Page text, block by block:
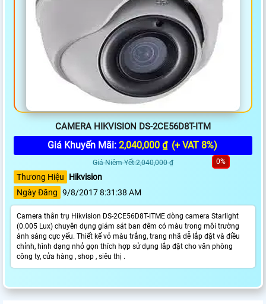
CAMERA HIKVISION DS-2CE56D8T-ITM
Giá Khuyến Mãi: 2,040,000 ₫ (+ VAT 8%)
Giá Niêm Yết:2,040,000 ₫ 0%
Thương Hiệu
Hikvision
Ngày Đăng 9/8/2017 8:31:38 AM
Camera thân trụ Hikvision DS-2CE56D8T-ITME dòng camera Starlight
(0.005 Lux) chuyên dụng giám sát ban đêm có màu trong môi trường
ánh sáng cực yếu. Thiết kế vỏ màu trắng, trang nhã dễ lắp đặt và điều
chỉnh, hình dạng nhỏ gọn thích hợp sử dụng lắp đặt cho văn phòng
công ty, cửa hàng , shop , siêu thị .